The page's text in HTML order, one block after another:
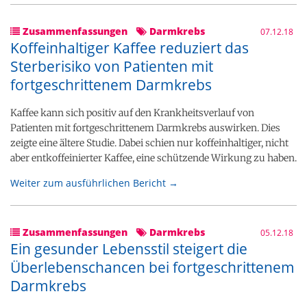
Zusammenfassungen Darmkrebs 07.12.18
Koffeinhaltiger Kaffee reduziert das
Sterberisiko von Patienten mit
fortgeschrittenem Darmkrebs
Kaffee kann sich positiv auf den Krankheitsverlauf von
Patienten mit fortgeschrittenem Darmkrebs auswirken. Dies
zeigte eine ältere Studie. Dabei schien nur koffeinhaltiger, nicht
aber entkoffeinierter Kaffee, eine schützende Wirkung zu haben.
Weiter zum ausführlichen Bericht →
Zusammenfassungen Darmkrebs 05.12.18
Ein gesunder Lebensstil steigert die
Überlebenschancen bei fortgeschrittenem
Darmkrebs